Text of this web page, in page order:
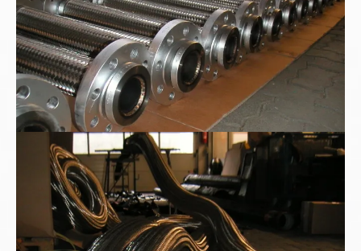
Sonderauftrag nach Kundenwunsch: